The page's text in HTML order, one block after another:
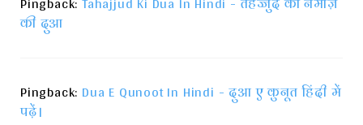
की दुआ
Pingback: Dua E Qunoot In Hindi - दुआ ए कुनूत हिंदी में
पढ़ें।